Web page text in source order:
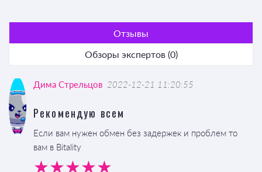
Отзывы
Обзоры экспертов (0)
Дима Стрельцов 2022-12-21 11:20:55
Рекомендую всем
Если вам нужен обмен без задержек и проблем то
вам в Bitality